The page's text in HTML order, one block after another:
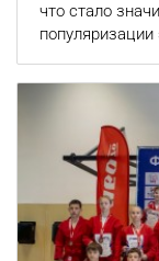
что стало
популяризации